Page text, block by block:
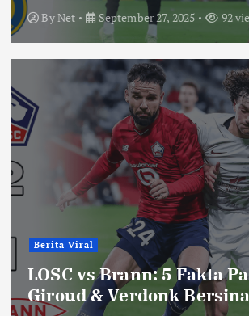
ByNet September 27, 2025 92
Berita Viral
LOSC vs Brann: 5 Fakta
Giroud & Verdonk